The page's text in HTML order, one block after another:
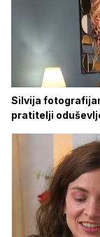
Silvija
pratitelji